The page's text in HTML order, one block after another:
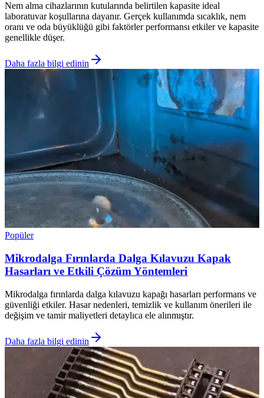
Nem alma cihazlarının kutularında belirtilen kapasite ideal
laboratuvar koşullarına dayanır. Gerçek kullanımda sıcaklık, nem
oranı ve oda büyüklüğü gibi faktörler performansı etkiler ve kapasite
genellikle düşer.
Daha fazla bilgi edinin
Popüler
Mikrodalga Fırınlarda Dalga Kılavuzu Kapak
Hasarları ve Etkili Çözüm Yöntemleri
Mikrodalga fırınlarda dalga kılavuzu kapağı hasarları performans ve
güvenliği etkiler. Hasar nedenleri, temizlik ve kullanım önerileri ile
değişim ve tamir maliyetleri detaylıca ele alınmıştır.
Daha fazla bilgi edinin